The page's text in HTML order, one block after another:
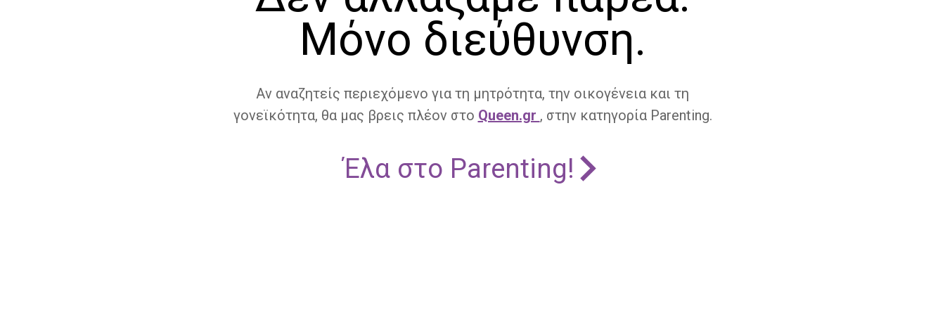
Μόνο διεύθυνση.
Αν αναζητείς περιεχόμενο για τη μητρότητα, την οικογένεια και τη
γονεϊκότητα, θα μας βρεις πλέον στο Queen.gr , στην κατηγορία Parenting.
Έλα στο Parenting!